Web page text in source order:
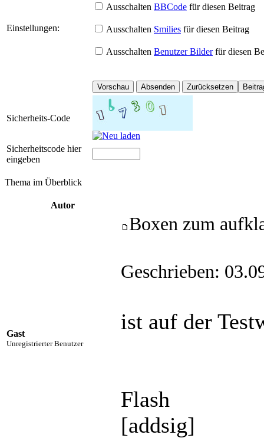
Einstellungen:
Ausschalten BBCode für diesen Beitrag
Ausschalten Smilies für diesen Beitrag
Ausschalten Benutzer Bilderfür diesen
Sicherheits-Code
Sicherheitscode hier
eingeben
Thema im Überblick
Autor
Gast
Unregistrierter Benutzer
Boxen zum
Geschrieben:
ist auf der
Flash
[addsig]